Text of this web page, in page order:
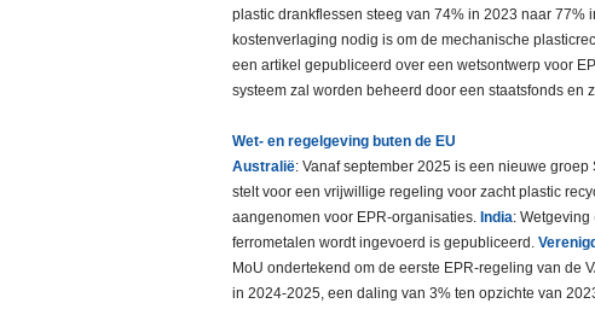
plastic drankflessen steeg van 74% in 2023 naar 77%
kostenverlaging nodig is om de mechanische
een artikel gepubliceerd over een wetsontwerp voor
systeem zal worden beheerd door een staatsfonds
Wet- en regelgeving buten de EU
Australië: Vanaf september 2025 is een nieuwe
stelt voor een vrijwillige regeling voor zacht plastic
aangenomen voor EPR-organisaties. India:
ferrometalen wordt ingevoerd is gepubliceerd.
MoU ondertekend om de eerste EPR-regeling van de
in 2024-2025, een daling van 3% ten opzichte van